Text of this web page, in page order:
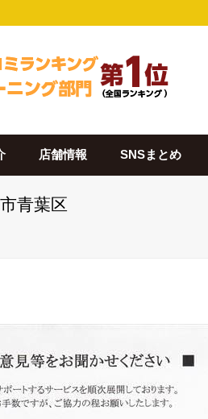
店舗情報 SNSまとめ
青葉区